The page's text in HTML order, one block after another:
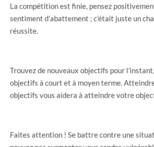
La compétition est finie, pensez
sentiment d’abattement ; c’était juste un
réussite.
Trouvez de nouveaux objectifs pour
objectifs à court et à moyen terme.
objectifs vous aidera à atteindre votre
Faites attention ! Se battre contre une